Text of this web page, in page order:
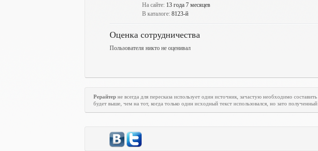
На сайте: 13 года 7 месяцев
В каталоге: 8123-й
Оценка сотрудничества
Пользователя никто не оценивал
Рерайтер не всегда для пересказа использует один источник, зачастую необходимо составить
будет выше, чем на тот, когда только один исходный текст использовался, но зато полученный